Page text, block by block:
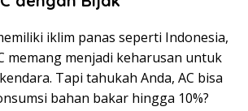
iklim panas seperti Indonesia,
memang menjadi keharusan untuk
Tapi tahukah Anda, AC bisa
bahan bakar hingga 10%?